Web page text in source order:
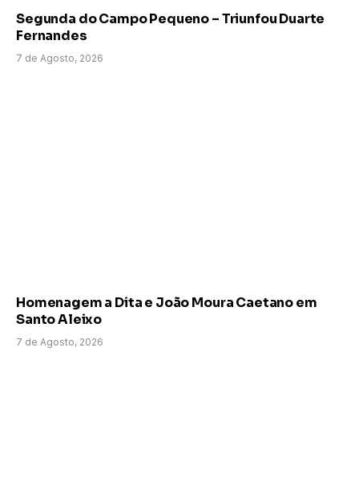
Segunda do Campo Pequeno – Triunfou Duarte
Fernandes
7 de Agosto, 2026
Homenagem a Dita e João Moura Caetano em
Santo Aleixo
7 de Agosto, 2026